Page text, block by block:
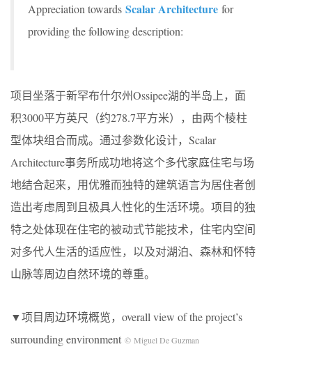
Appreciation towards Scalar Architecture for
providing the following description:
项目坐落于新罕布什尔州Ossipee湖的半岛上，面
积3000平方英尺（约278.7平方米），由两个棱柱
型体块组合而成。通过参数化设计，Scalar
Architecture事务所成功地将这个多代家庭住宅与场
地结合起来，用优雅而独特的建筑语言为居住者创
造出考虑周到且极具人性化的生活环境。项目的独
特之处体现在住宅的被动式节能技术，住宅内空间
对多代人生活的适应性，以及对湖泊、森林和怀特
山脉等周边自然环境的尊重。
▼项目周边环境概览，overall view of the project’s
surrounding environment © Miguel De Guzman